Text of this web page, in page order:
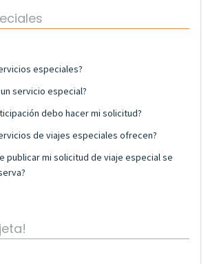
especiales?
servicio especial?
debo hacer mi solicitud?
de viajes especiales ofrecen?
publicar mi solicitud de viaje especial se